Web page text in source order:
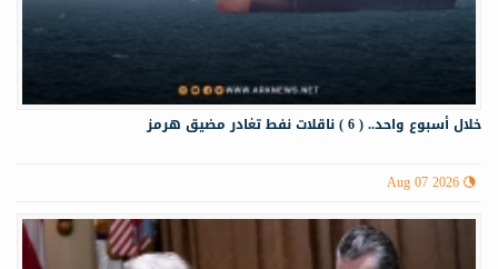
خلال أسبوع واحد.. ( 6 ) ناقلات نفط تغادر مضيق هرمز
Aug 07 2026